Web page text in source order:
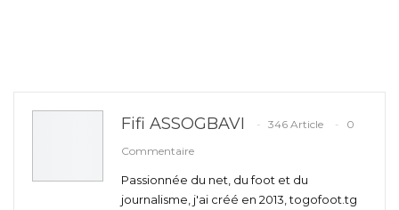
Fifi ASSOGBAVI 346 Article
0
Commentaire
Passionnée du net, du foot et du
journalisme, j'ai créé en 2013, togofoot.tg